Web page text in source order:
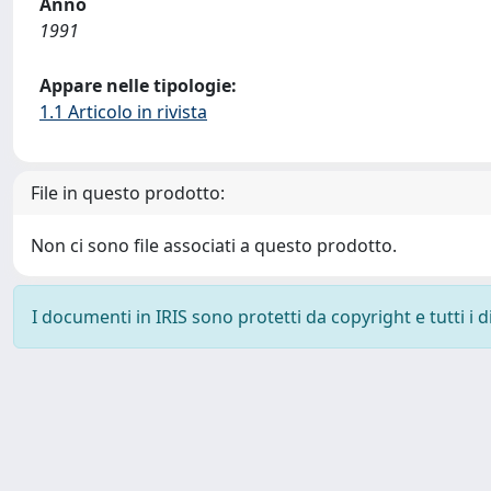
1991
Appare nelle tipologie:
1.1 Articolo in rivista
File in questo prodotto:
Non ci sono file associati a questo prodotto.
I documenti in IRIS sono protetti da copyright e tutti i